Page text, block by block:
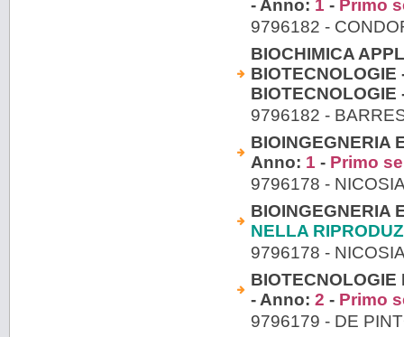
- Anno: 1 - Primo
9796182 -
BIOCHIMICA
BIOTECNOLOGIE
BIOTECNOLOGIE
9796182 -
BIOINGEGNERIA
Anno: 1 - Primo
9796178 -
BIOINGEGNERIA
NELLA
9796178 -
- Anno: 2 - Primo
9796179 - DE